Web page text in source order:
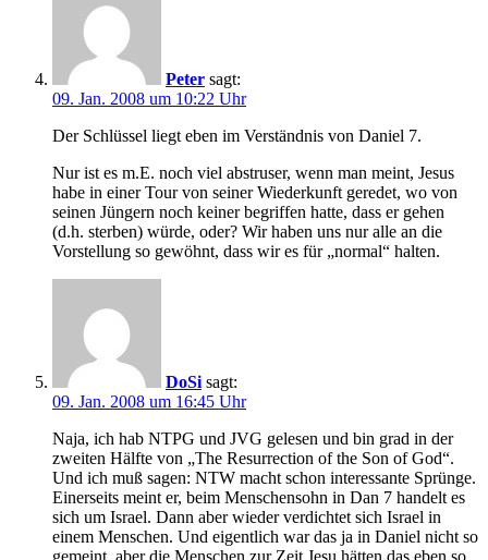
Peter sagt:
09. Jan. 2008 um 10:22 Uhr
Der Schlüssel liegt eben im Verständnis von Daniel 7.
Nur ist es m.E. noch viel abstruser, wenn man meint, Jesus
habe in einer Tour von seiner Wiederkunft geredet, wo von
seinen Jüngern noch keiner begriffen hatte, dass er gehen
(d.h. sterben) würde, oder? Wir haben uns nur alle an die
Vorstellung so gewöhnt, dass wir es für „normal“ halten.
DoSi sagt:
09. Jan. 2008 um 16:45 Uhr
Naja, ich hab NTPG und JVG gelesen und bin grad in der
zweiten Hälfte von „The Resurrection of the Son of God“.
Und ich muß sagen: NTW macht schon interessante Sprünge.
Einerseits meint er, beim Menschensohn in Dan 7 handelt es
sich um Israel. Dann aber wieder verdichtet sich Israel in
einem Menschen. Und eigentlich war das ja in Daniel nicht so
gemeint, aber die Menschen zur Zeit Jesu hätten das eben so